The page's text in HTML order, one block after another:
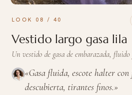
LOOK 08 / 40
Vestido largo gasa lila
Un vestido de gasa de embarazada,
«Gasa fluida, escote halter con
descubierta, tirantes finos.»